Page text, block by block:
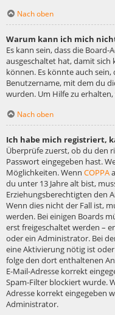
Nach oben
Warum kann ich mich
Es kann sein, dass die
ausgeschaltet hat, damit sich
können. Es könnte auch sein,
Benutzername, mit dem du
wurden. Um Hilfe zu
Nach oben
Ich habe mich registriert,
Überprüfe zuerst, ob du den
Passwort eingegeben hast.
Möglichkeiten. Wenn COPPA
du unter 13 Jahre alt bist,
Erziehungsberechtigten den
Wenn dies nicht der Fall ist,
werden. Bei einigen Boards
erst freigeschaltet werden –
oder ein Administrator. Bei
eine Aktivierung nötig ist
folge den dort enthaltenen
E-Mail-Adresse korrekt
Spam-Filter blockiert wurde.
Adresse korrekt eingegeben
Administrator.